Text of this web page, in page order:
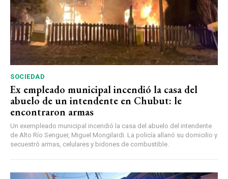
SOCIEDAD
Ex empleado municipal incendió la casa del
abuelo de un intendente en Chubut: le
encontraron armas
Un exempleado municipal incendió la casa del abuelo del intendente
de Alto Río Senguer, Miguel Mongilardi. La policía allanó su domicilio y
secuestró armas, celulares y bidones de combustible.